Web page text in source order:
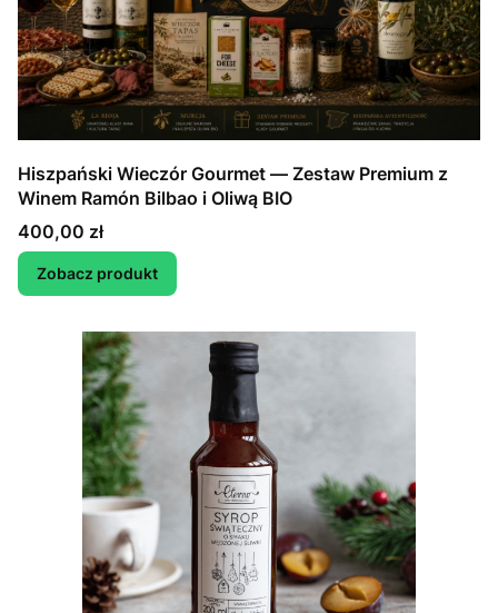
Hiszpański Wieczór Gourmet — Zestaw Premium z
Winem Ramón Bilbao i Oliwą BIO
Cena
400,00 zł
Zobacz produkt